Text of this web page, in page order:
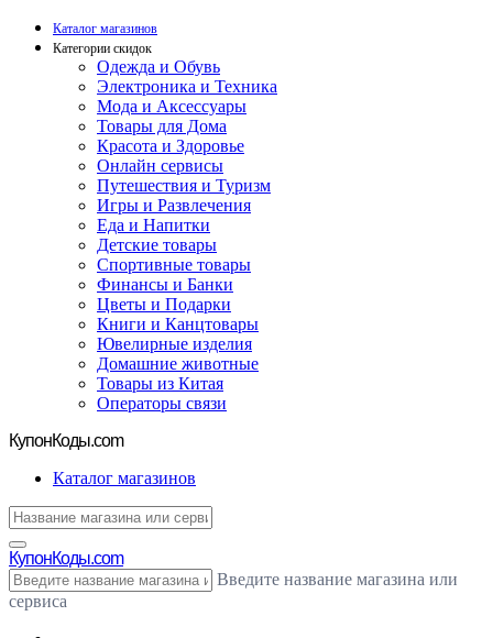
Каталог магазинов
Категории скидок
Одежда и Обувь
Электроника и Техника
Мода и Аксессуары
Товары для Дома
Красота и Здоровье
Онлайн сервисы
Путешествия и Туризм
Игры и Развлечения
Еда и Напитки
Детские товары
Спортивные товары
Финансы и Банки
Цветы и Подарки
Книги и Канцтовары
Ювелирные изделия
Домашние животные
Товары из Китая
Операторы связи
КупонКоды.com
Каталог магазинов
КупонКоды.com
Введите название магазина или
сервиса